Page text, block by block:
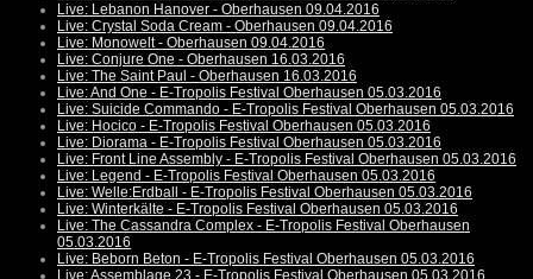
Live: Lebanon Hanover - Oberhausen 09.04.2016
Live: Crystal Soda Cream - Oberhausen 09.04.2016
Live: Monowelt - Oberhausen 09.04.2016
Live: Conjure One - Oberhausen 16.03.2016
Live: The Saint Paul - Oberhausen 16.03.2016
Live: And One - E-Tropolis Festival Oberhausen 05.03.2016
Live: Suicide Commando - E-Tropolis Festival Oberhausen 05.03.2016
Live: Hocico - E-Tropolis Festival Oberhausen 05.03.2016
Live: Diorama - E-Tropolis Festival Oberhausen 05.03.2016
Live: Front Line Assembly - E-Tropolis Festival Oberhausen 05.03.2016
Live: Legend - E-Tropolis Festival Oberhausen 05.03.2016
Live: Welle:Erdball - E-Tropolis Festival Oberhausen 05.03.2016
Live: Winterkälte - E-Tropolis Festival Oberhausen 05.03.2016
Live: The Cassandra Complex - E-Tropolis Festival Oberhausen
05.03.2016
Live: Beborn Beton - E-Tropolis Festival Oberhausen 05.03.2016